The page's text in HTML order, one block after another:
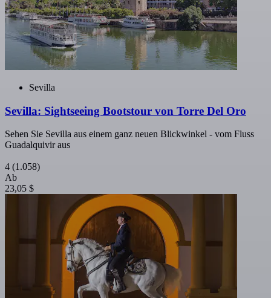
Sevilla
Sevilla: Sightseeing Bootstour von Torre Del Oro
Sehen Sie Sevilla aus einem ganz neuen Blickwinkel - vom Fluss
Guadalquivir aus
4 (1.058)
Ab
23,05 $